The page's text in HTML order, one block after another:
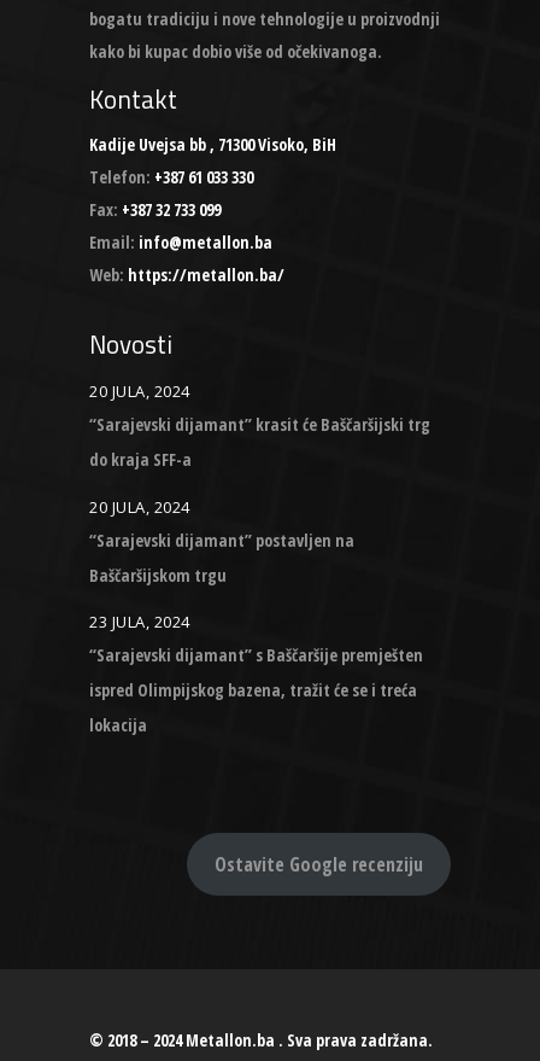
bogatu tradiciju i nove tehnologije u proizvodnji
kako bi kupac dobio više od očekivanoga.
Kontakt
Kadije Uvejsa bb , 71300 Visoko, BiH
Telefon: +387 61 033 330
Fax: +387 32 733 099
Email: info@metallon.ba
Web: https://metallon.ba/
Novosti
20 JULA, 2024
“Sarajevski dijamant” krasit će Baščaršijski trg
do kraja SFF-a
20 JULA, 2024
“Sarajevski dijamant” postavljen na
Baščaršijskom trgu
23 JULA, 2024
“Sarajevski dijamant” s Baščaršije premješten
ispred Olimpijskog bazena, tražit će se i treća
lokacija
Ostavite Google recenziju
© 2018 – 2024 Metallon.ba . Sva prava zadržana.